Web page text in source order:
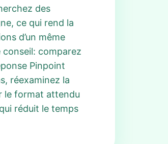
des
ce qui rend la
d’un même
conseil: comparez
Pinpoint
réexaminez la
le format attendu
réduit le temps